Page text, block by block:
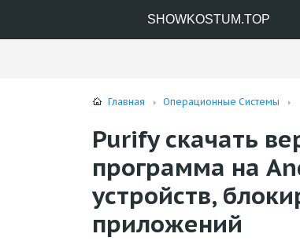
SHOWKOSTUM.TOP
Главная Операционные Системы
Purify скачать
программа на
устройств,
приложений